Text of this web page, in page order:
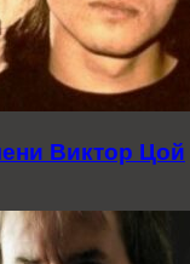
Виктор Цой